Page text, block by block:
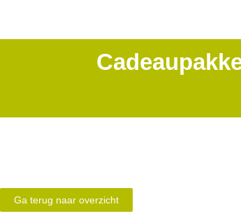
Ga terug naar overzicht